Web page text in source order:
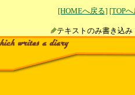
[HOMEへ戻る] [TOP
テキストのみ書